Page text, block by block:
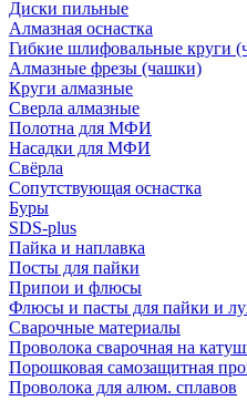
Диски пильные
Алмазная оснастка
Гибкие шлифовальные круги
Алмазные фрезы (чашки)
Круги алмазные
Сверла алмазные
Полотна для МФИ
Насадки для МФИ
Свёрла
Сопутствующая оснастка
Буры
SDS-plus
Пайка и наплавка
Посты для пайки
Припои и флюсы
Флюсы и пасты для пайки и
Сварочные материалы
Проволока сварочная на
Порошковая самозащитная
Проволока для алюм. сплавов